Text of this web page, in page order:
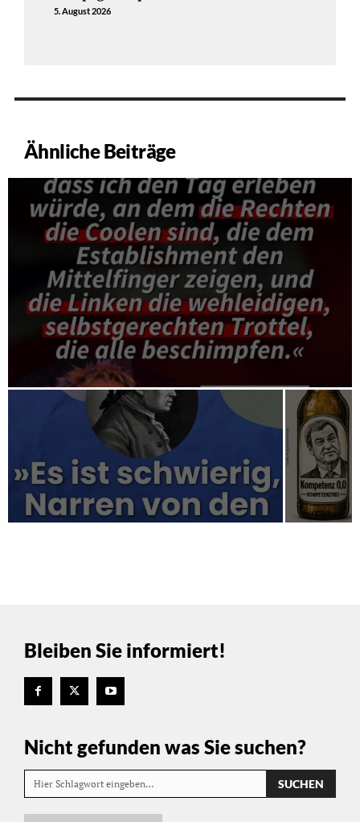
5. August 2026
Ähnliche Beiträge
Bleiben Sie informiert!
Nicht gefunden was Sie suchen?
Hier Schlagwort eingeben… SUCHEN